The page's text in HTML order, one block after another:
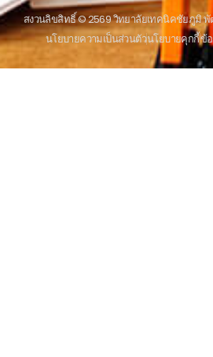
สงวนลิขสิทธิ์ © 2569 วิทยาลัยเทคนิคชัยภูมิ
นโยบายความเป็นส่วนตัวนโยบายคุกกี้ข้